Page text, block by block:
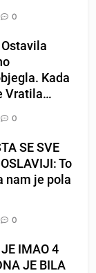
0
Kada
Vratila…
0
SE SVE
To
nam je pola
0
IMAO 4
JE BILA